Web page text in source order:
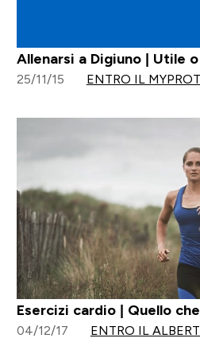
Allenarsi a Digiuno | Utile
25/11/15 ENTRO IL
Esercizi cardio | Quello
04/12/17 ENTRO IL